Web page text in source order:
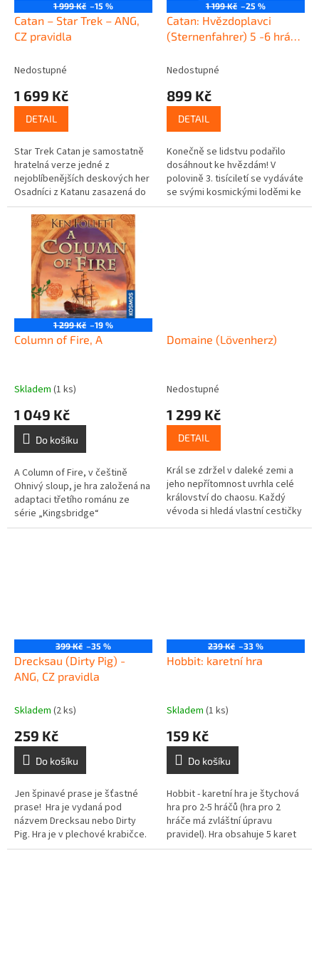
1 999 Kč –15 %
Catan – Star Trek – ANG,
CZ pravidla
Nedostupné
1 699 Kč
DETAIL
Star Trek Catan je samostatně
hratelná verze jedné z
nejoblíbenějších deskových her
Osadníci z Katanu zasazená do
vděčného světa seriálu Star
Trek. Původní hratelnost je
však...
1 199 Kč –25 %
Catan: Hvězdoplavci
(Sternenfahrer) 5 -6 hráč
Nedostupné
899 Kč
DETAIL
Konečně se lidstvu podařilo
dosáhnout ke hvězdám! V
polovině 3. tisíciletí se vydáváte
se svými kosmickými loděmi ke
vzdáleným planetárním
1 299 Kč –19 %
Column of Fire, A
Skladem (1 ks)
1 049 Kč
Do košíku
A Column of Fire, v češtině
Ohnivý sloup, je hra založená na
adaptaci třetího románu ze
série „Kingsbridge“
světoznámého spisovatele
Domaine (Lövenherz)
Nedostupné
1 299 Kč
DETAIL
Král se zdržel v daleké zemi a
jeho nepřítomnost uvrhla celé
království do chaosu. Každý
vévoda si hledá vlastní cestičky
jak upevnit svoji moc a rozšířit
399 Kč –35 %
Drecksau (Dirty Pig) -
ANG, CZ pravidla
Skladem (2 ks)
259 Kč
Do košíku
Jen špinavé prase je šťastné
prase! Hra je vydaná pod
názvem Drecksau nebo Dirty
Pig. Hra je v plechové krabičce.
239 Kč –33 %
Hobbit: karetní hra
Skladem (1 ks)
159 Kč
Do košíku
Hobbit - karetní hra je štychová
hra pro 2-5 hráčů (hra pro 2
hráče má zvláštní úpravu
pravidel). Hra obsahuje 5 karet
postav (za dobro Thorin, Bilbo,